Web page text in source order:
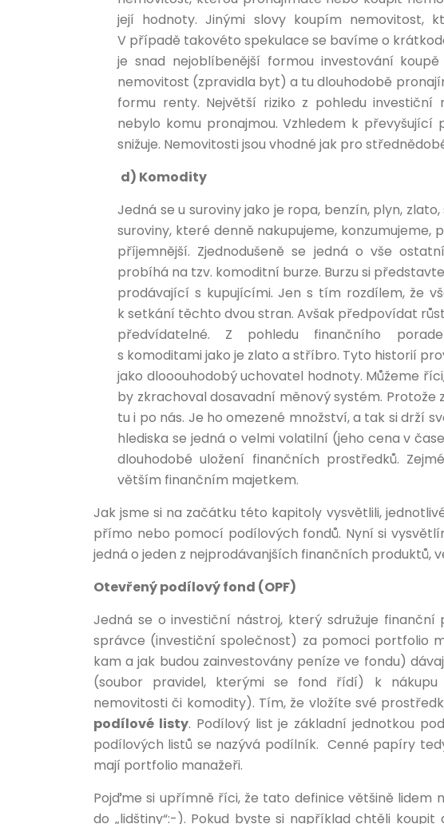
její hodnoty. Jinými slovy koupím nemovitost,
V případě takovéto spekulace se bavíme o
je snad nejoblíbenější formou investování
nemovitost (zpravidla byt) a tu dlouhodobě
formu renty. Největší riziko z pohledu
nebylo komu pronajmou. Vzhledem k
snižuje. Nemovitosti jsou vhodné jak pro
d) Komodity
Jedná se u suroviny jako je ropa, benzín, plyn,
suroviny, které denně nakupujeme, konzumujeme,
příjemnější. Zjednodušeně se jedná o vše
probíhá na tzv. komoditní burze. Burzu si
prodávající s kupujícími. Jen s tím rozdílem, že
k setkání těchto dvou stran. Avšak předpovídat
předvídatelné. Z pohledu finančního
s komoditami jako je zlato a stříbro. Tyto historií
jako dlooouhodobý uchovatel hodnoty. Můžeme
by zkrachoval dosavadní měnový systém.
tu i po nás. Je ho omezené množství, a tak si drží
hlediska se jedná o velmi volatilní (jeho cena v
dlouhodobé uložení finančních prostředků.
větším finančním majetkem.
Jak jsme si na začátku této kapitoly vysvětlili,
přímo nebo pomocí podílových fondů. Nyní si
jedná o jeden z nejprodávanjších finančních produktů,
Otevřený podílový fond (OPF)
Jedná se o investiční nástroj, který sdružuje
správce (investiční společnost) za pomoci portfolio
kam a jak budou zainvestovány peníze ve fondu)
(soubor pravidel, kterými se fond řídí) k nákupu
nemovitosti či komodity). Tím, že vložíte své
podílové listy. Podílový list je základní jednotkou
podílových listů se nazývá podílník. Cenné papíry
mají portfolio manažeři.
Pojďme si upřímně říci, že tato definice většině lidem
do „lidštiny“:-). Pokud byste si například chtěli